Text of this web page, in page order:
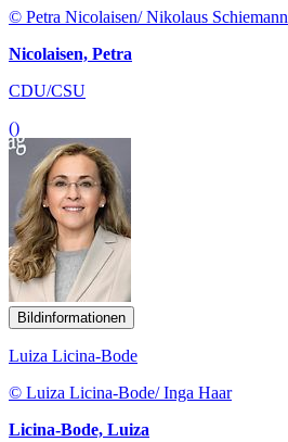
© Petra Nicolaisen/ Nikolaus Schiemann
Nicolaisen, Petra
CDU/CSU
()
Bildinformationen
Luiza Licina-Bode
© Luiza Licina-Bode/ Inga Haar
Licina-Bode, Luiza